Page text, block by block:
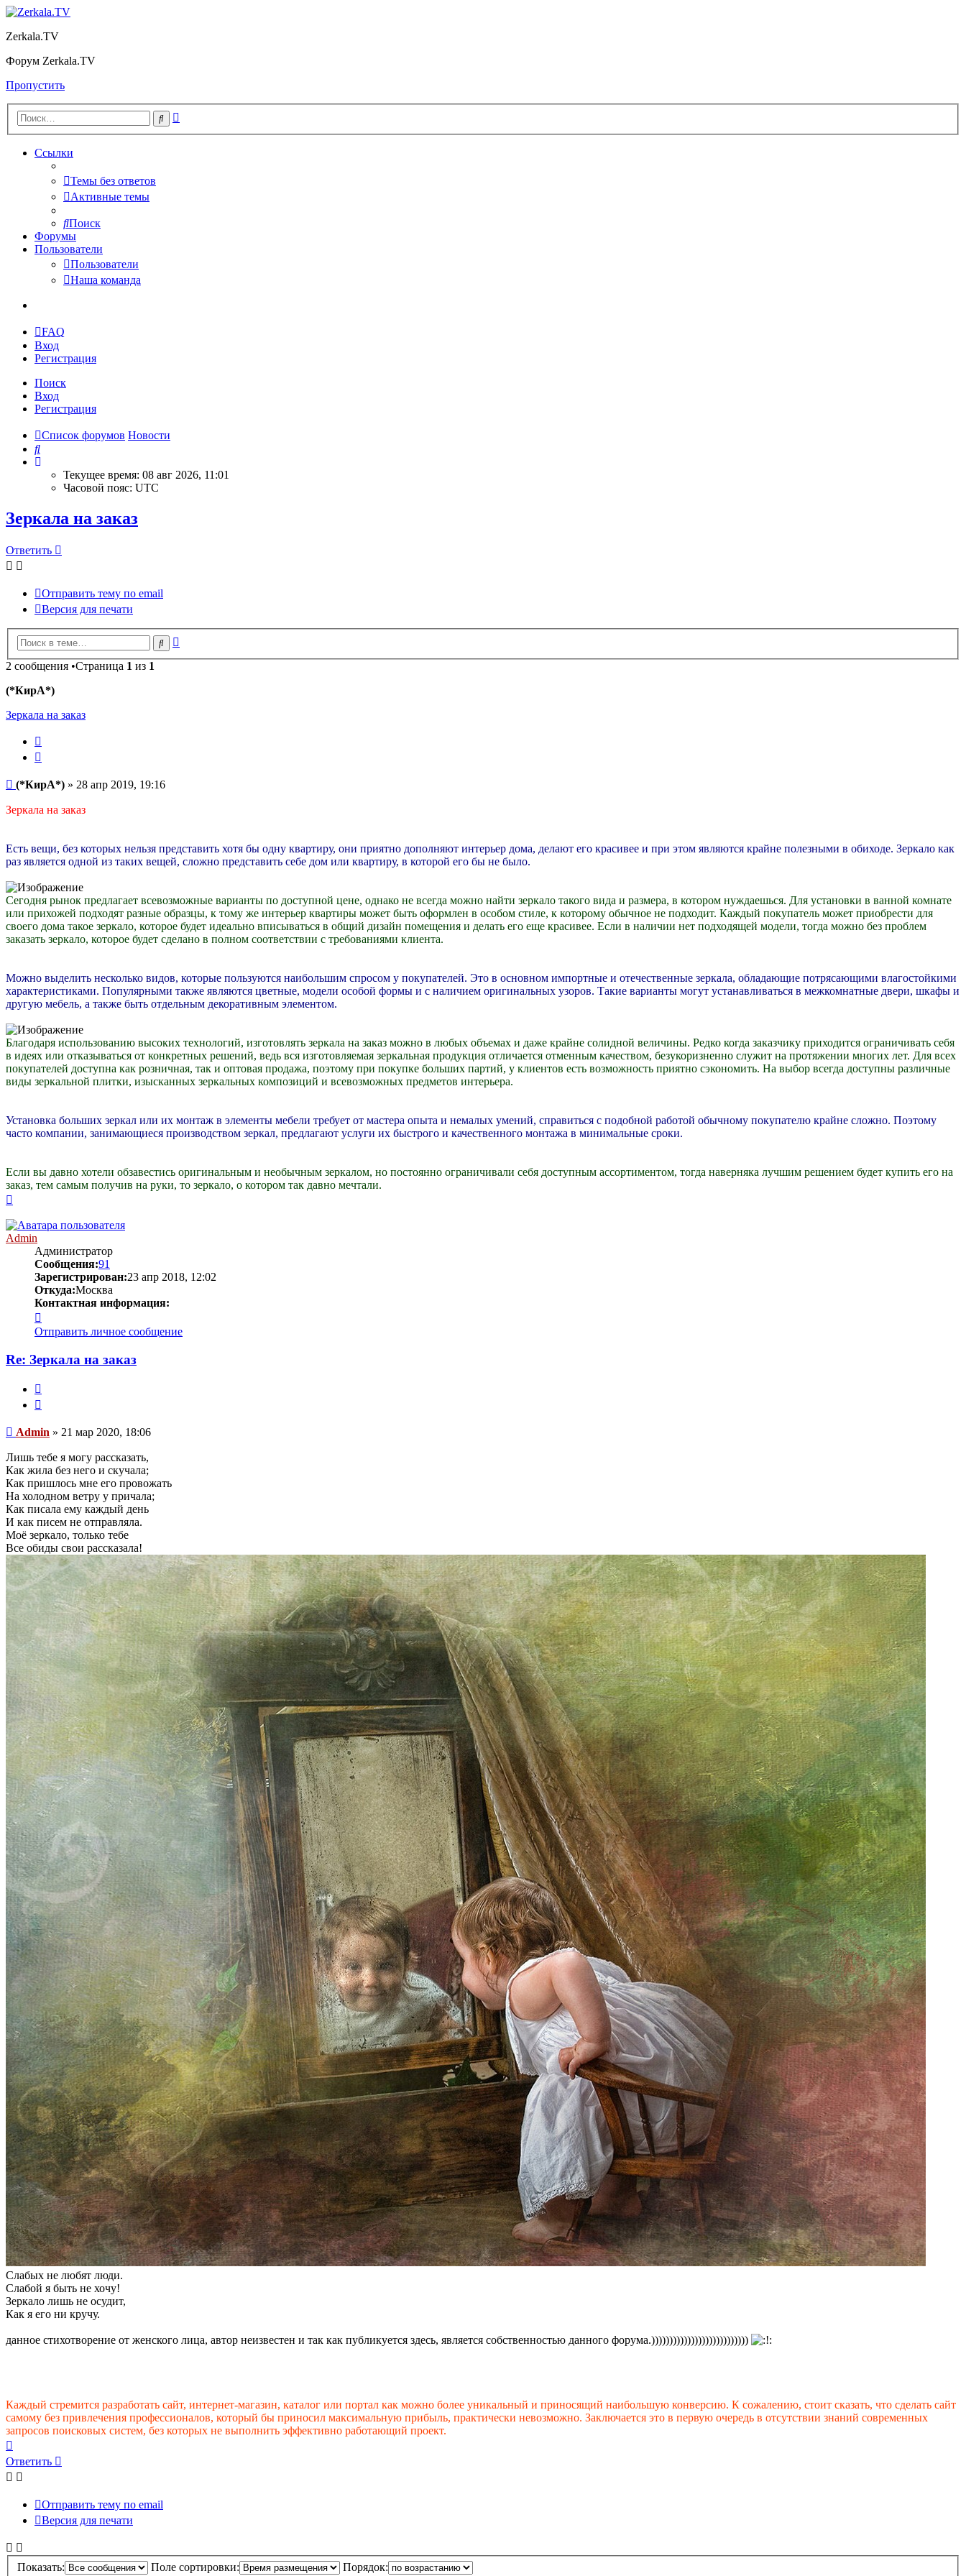
Zerkala.TV
Форум Zerkala.TV
Пропустить
Поиск
Ссылки
Темы без ответов
Активные темы
Поиск
Форумы
Пользователи
Пользователи
Наша команда
FAQ
Вход
Регистрация
Поиск
Вход
Регистрация
Список форумов Новости
Поиск
Текущее время: 08 авг 2026, 11:01
Часовой пояс: UTC
Зеркала на заказ
Ответить
Отправить тему по email
Версия для печати
Поиск
2 сообщения •Страница 1 из 1
(*КирА*)
Зеркала на заказ
это
Сообщение
(*КирА*) » 28 апр 2019, 19:16
Зеркала на заказ
Есть вещи, без которых нельзя представить хотя бы одну квартиру, они приятно дополняют интерьер дома, делают его красивее и при этом являются крайне полезными в обиходе. Зеркало как
раз является одной из таких вещей, сложно представить себе дом или квартиру, в которой его бы не было.
Сегодня рынок предлагает всевозможные варианты по доступной цене, однако не всегда можно найти зеркало такого вида и размера, в котором нуждаешься. Для установки в ванной комнате
или прихожей подходят разные образцы, к тому же интерьер квартиры может быть оформлен в особом стиле, к которому обычное не подходит. Каждый покупатель может приобрести для
своего дома такое зеркало, которое будет идеально вписываться в общий дизайн помещения и делать его еще красивее. Если в наличии нет подходящей модели, тогда можно без проблем
заказать зеркало, которое будет сделано в полном соответствии с требованиями клиента.
Можно выделить несколько видов, которые пользуются наибольшим спросом у покупателей. Это в основном импортные и отечественные зеркала, обладающие потрясающими влагостойкими
характеристиками. Популярными также являются цветные, модели особой формы и с наличием оригинальных узоров. Такие варианты могут устанавливаться в межкомнатные двери, шкафы и
другую мебель, а также быть отдельным декоративным элементом.
Благодаря использованию высоких технологий, изготовлять зеркала на заказ можно в любых объемах и даже крайне солидной величины. Редко когда заказчику приходится ограничивать себя
в идеях или отказываться от конкретных решений, ведь вся изготовляемая зеркальная продукция отличается отменным качеством, безукоризненно служит на протяжении многих лет. Для всех
покупателей доступна как розничная, так и оптовая продажа, поэтому при покупке больших партий, у клиентов есть возможность приятно сэкономить. На выбор всегда доступны различные
виды зеркальной плитки, изысканных зеркальных композиций и всевозможных предметов интерьера.
Установка больших зеркал или их монтаж в элементы мебели требует от мастера опыта и немалых умений, справиться с подобной работой обычному покупателю крайне сложно. Поэтому
часто компании, занимающиеся производством зеркал, предлагают услуги их быстрого и качественного монтажа в минимальные сроки.
Если вы давно хотели обзавестись оригинальным и необычным зеркалом, но постоянно ограничивали себя доступным ассортиментом, тогда наверняка лучшим решением будет купить его на
заказ, тем самым получив на руки, то зеркало, о котором так давно мечтали.
началу
Admin
Администратор
Сообщения:91
Зарегистрирован:23 апр 2018, 12:02
Откуда:Москва
Контактная информация:
информация
пользователя
Отправить личное сообщение
Re: Зеркала на заказ
это
сообщение
Сообщение
Admin » 21 мар 2020, 18:06
Лишь тебе я могу рассказать,
Как жила без него и скучала;
Как пришлось мне его провожать
На холодном ветру у причала;
Как писала ему каждый день
И как писем не отправляла.
Моё зеркало, только тебе
Все обиды свои рассказала!
Слабых не любят люди.
Слабой я быть не хочу!
Зеркало лишь не осудит,
Как я его ни кручу.
данное стихотворение от женского лица, автор неизвестен и так как публикуется здесь, является собственностью данного форума.)))))))))))))))))))))))))))
Каждый стремится разработать сайт, интернет-магазин, каталог или портал как можно более уникальный и приносящий наибольшую конверсию. К сожалению, стоит сказать, что сделать сайт
самому без привлечения профессионалов, который бы приносил максимальную прибыль, практически невозможно. Заключается это в первую очередь в отсутствии знаний современных
запросов поисковых систем, без которых не выполнить эффективно работающий проект.
к
началу
Ответить
Отправить тему по email
Версия для печати
Показать: Поле сортировки: Порядок: